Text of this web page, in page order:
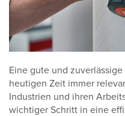
Eine gute und
heutigen Zeit immer
Industrien und ihren
wichtiger Schritt in eine